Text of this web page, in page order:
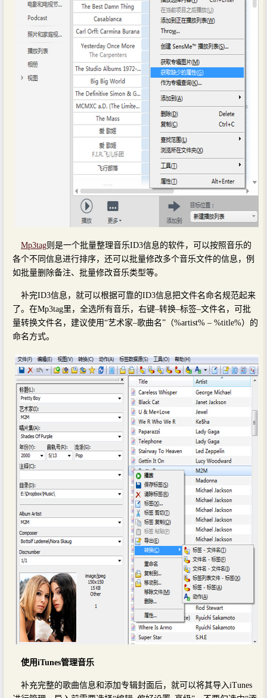
Mp3tag则是一个批量整理音乐ID3信息的软件，可以按照音乐的
各个不同信息进行排序，还可以批量修改多个音乐文件的信息，例
如批量删除备注、批量修改音乐类型等。
补完ID3信息，就可以根据可靠的ID3信息把文件名命名规范起来
了。在Mp3tag里，全选所有音乐，右键–转换–标签–文件名，可批
量转换文件名，建议使用“艺术家–歌曲名”（%artist% – %title%）的
命名方式。
使用iTunes管理音乐
补充完整的歌曲信息和添加专辑封面后，就可以将其导入iTunes